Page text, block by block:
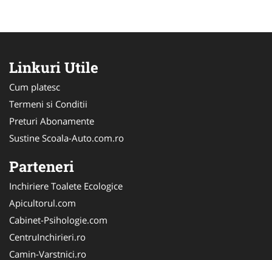
Linkuri Utile
Cum platesc
Termeni si Conditii
Preturi Abonamente
Sustine Scoala-Auto.com.ro
Parteneri
Inchiriere Toalete Ecologice
Apicultorul.com
Cabinet-Psihologie.com
CentruInchirieri.ro
Camin-Varstnici.ro